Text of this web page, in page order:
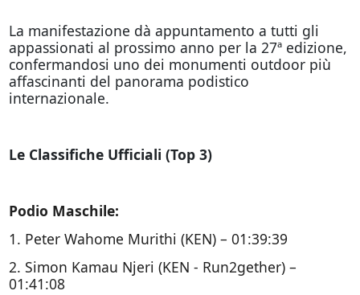
La manifestazione dà appuntamento a tutti gli
appassionati al prossimo anno per la 27ª edizione,
confermandosi uno dei monumenti outdoor più
affascinanti del panorama podistico
internazionale.
Le Classifiche Ufficiali (Top 3)
Podio Maschile:
1. Peter Wahome Murithi (KEN) – 01:39:39
2. Simon Kamau Njeri (KEN - Run2gether) –
01:41:08